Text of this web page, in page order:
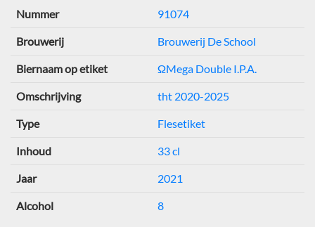
Nummer
91074
Brouwerij Brouwerij De School
Biernaam op etiket ΩMega Double I.P.A.
Omschrijving tht 2020-2025
Type Flesetiket
Inhoud 33 cl
Jaar 2021
Alcohol 8